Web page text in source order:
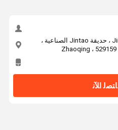
4/F ، المبنى D9 ، رقم 6 ، شارع Jinxin ، حديقة Jintao الصناعية ،
ﺎﺘﺼﻟ ﺍﻶﻧ